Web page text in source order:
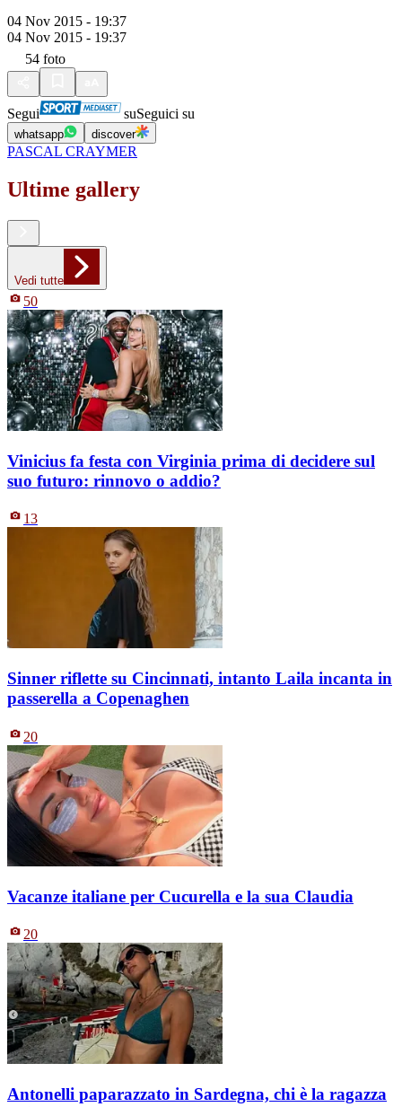
04 Nov 2015 - 19:37
04 Nov 2015 - 19:37
54 foto
Segui suSeguici su
whatsapp discover
PASCAL CRAYMER
Ultime gallery
Vedi tutte
50
Vinicius fa festa con Virginia prima di decidere sul
suo futuro: rinnovo o addio?
13
Sinner riflette su Cincinnati, intanto Laila incanta in
passerella a Copenaghen
20
Vacanze italiane per Cucurella e la sua Claudia
20
Antonelli paparazzato in Sardegna, chi è la ragazza